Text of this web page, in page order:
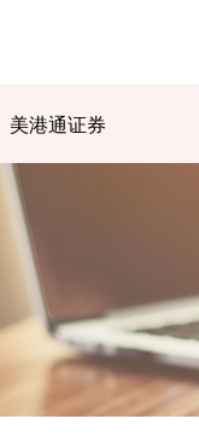
美港通证券